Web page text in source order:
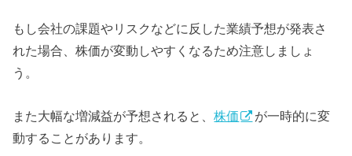
もし会社の課題やリスクなどに反した業績予想が発表さ
れた場合、株価が変動しやすくなるため注意しましょ
う。
また大幅な増減益が予想されると、株価
が一時的に変
動することがあります。